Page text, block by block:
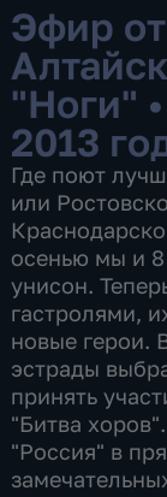
Эфир
"Ноги" •
2013
Где поют
или
осенью мы и
унисон.
гастролями,
новые герои.
эстрады
принять
"Битва
"Россия" в